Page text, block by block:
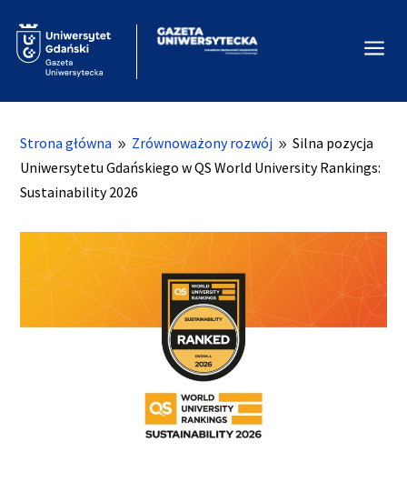
a
Strona główna 9 Zrównoważony rozwój 9 Silna pozycja
Uniwersytetu Gdańskiego w QS World University Rankings:
Sustainability 2026